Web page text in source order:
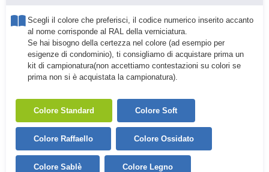
Scegli il colore che preferisci, il codice numerico inserito accanto
al nome corrisponde al RAL della verniciatura.
Se hai bisogno della certezza nel colore (ad esempio per
esigenze di condominio), ti consigliamo di acquistare prima un
kit di campionatura(non accettiamo contestazioni su colori se
prima non si è acquistata la campionatura).
Colore Standard Colore Soft
Colore Raffaello Colore Ossidato
Colore Sablè Colore Legno